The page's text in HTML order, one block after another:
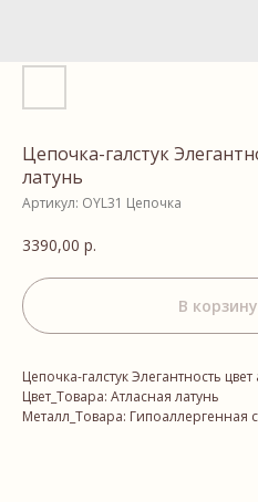
Цепочка-галстук
латунь
Артикул: OYL31 Цепочка
3390,00 р.
В корзину
Цепочка-галстук Элегантность
Цвет_Товара: Атласная латунь
Металл_Товара: Гипоаллергенная